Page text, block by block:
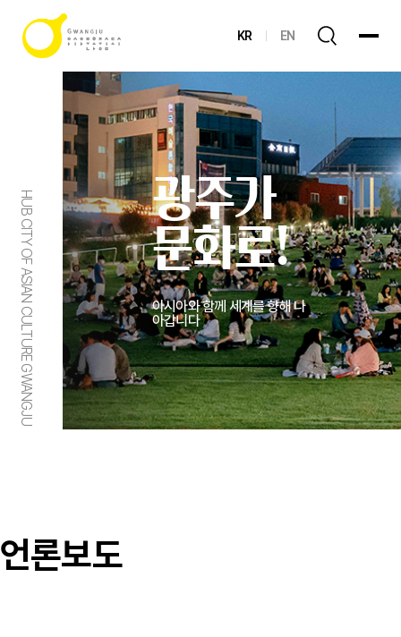
KR EN
HUB CITY OF ASIAN CULTURE GWANGJU
광주가
문화로!
아시아와 함께 세계를 향해 나
아갑니다
언론보도